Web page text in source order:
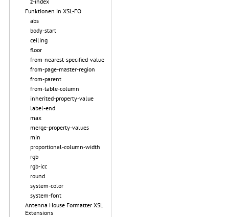
Funktionen in XSL-FO
abs
body-start
ceiling
floor
from-nearest-specified-value
from-page-master-region
from-parent
from-table-column
inherited-property-value
label-end
max
merge-property-values
min
proportional-column-width
rgb
rgb-icc
round
system-color
system-font
Antenna House Formatter XSL
Extensions